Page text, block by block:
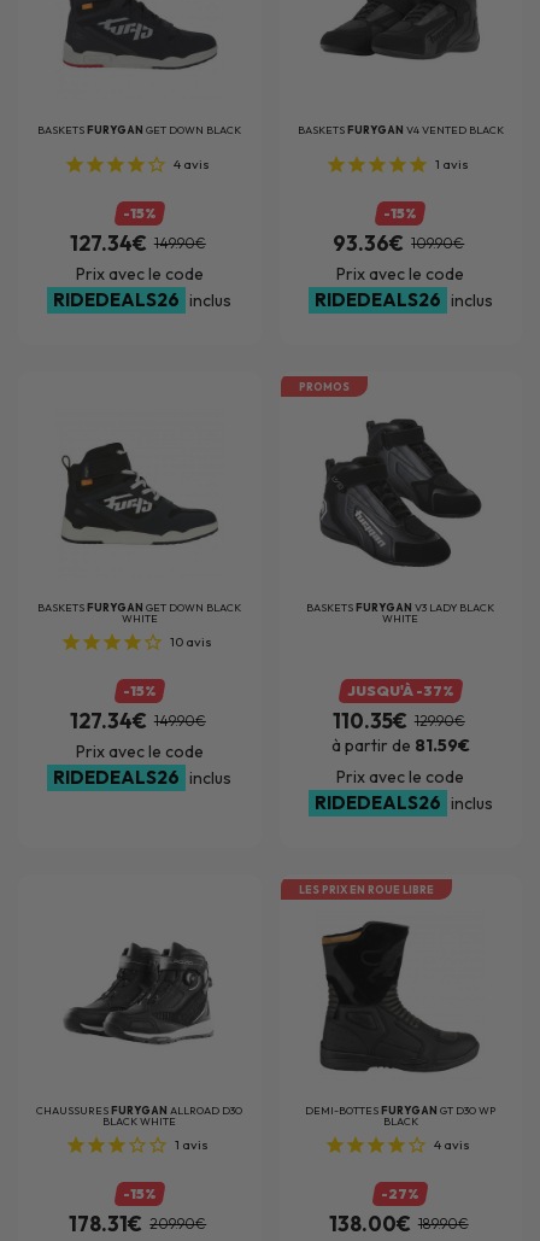
BASKETSFURYGANGET DOWN BLACK
4avis
-15%
127.34€ 149.90€
Prix avec le code
RIDEDEALS26 inclus
BASKETSFURYGAN V4 VENTED BLACK
1 avis
-15%
93.36€ 109.90€
Prix avec le code
RIDEDEALS26 inclus
BASKETSFURYGANGET DOWN BLACK
WHITE
10 avis
-15%
127.34€ 149.90€
Prix avec le code
RIDEDEALS26 inclus
PROMOS
BASKETSFURYGANV3 LADY BLACK
WHITE
JUSQU'À -37%
110.35€ 129.90€
à partir de 81.59€
Prix avec le code
RIDEDEALS26 inclus
CHAUSSURESFURYGAN ALLROAD D3O
BLACK WHITE
1 avis
-15%
178.31€ 209.90€
LES PRIX EN ROUE LIBRE
DEMI-BOTTESFURYGANGT D3O WP
BLACK
4 avis
-27%
138.00€ 189.90€